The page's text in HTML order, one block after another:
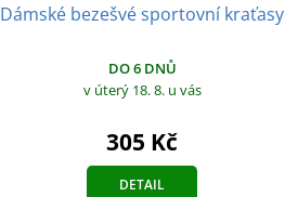
Dámské bezešvé sportovní kraťasy
DO 6 DNŮ
v úterý 18. 8. u vás
305 Kč
DETAIL